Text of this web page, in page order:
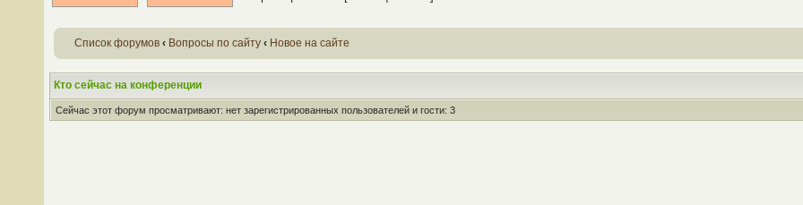
Список форумов ‹ Вопросы по сайту ‹ Новое на сайте
Кто сейчас на конференции
Сейчас этот форум просматривают: нет зарегистрированных пользователей и гости: 3